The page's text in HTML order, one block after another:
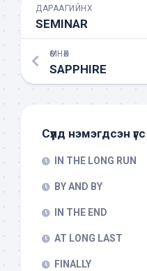
ДАРААГИЙНХ
SEMINAR
ӨМНӨХ
SAPPHIRE
Сүүлд нэмэгдсэн үгс
IN THE LONG RUN
BY AND BY
IN THE END
AT LONG LAST
FINALLY